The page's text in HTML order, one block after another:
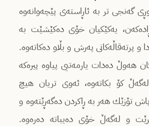
گەنجی تر بە ئاڕاستەی پێچەوانەوە
یەکێکیان خۆی دەکێشێت بە
و پرتەقاڵەکانی په‌رش و بڵاو دەکاتەوە.
هەوڵ دەدات یارمەتیی پیاوە پیرەکە
لەگەڵ کۆ بکاتەوە، ئەوی تریان هیچ
تۆزێك هەر بە ڕاکردن دەگەڕێتەوە و
و لەگەڵ خۆی دەیباتە دەرەوە.